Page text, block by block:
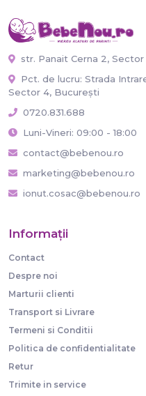
str. Panait Cerna 2,
Pct. de lucru: Strada
Sector 4, București
0720.831.688
Luni-Vineri: 09:00 - 18:00
contact@bebenou.ro
marketing@bebenou.ro
ionut.cosac@bebenou.ro
Informaţii
Contact
Despre noi
Marturii clienti
Transport si Livrare
Termeni si Conditii
Politica de confidentialitate
Retur
Trimite in service